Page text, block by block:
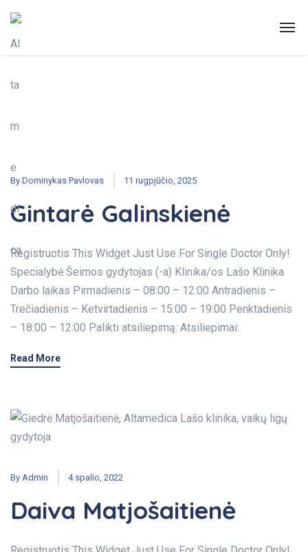
By Dominykas Pavlovas 11 rugpjūčio, 2025
Gintarė Galinskienė
Registruotis This Widget Just Use For Single Doctor Only!
Specialybė Šeimos gydytojas (-a) Klinika/os Lašo Klinika
Darbo laikas Pirmadienis – 08:00 – 12:00 Antradienis –
Trečiadienis – Ketvirtadienis – 15:00 – 19:00 Penktadienis
– 18:00 – 12:00 Palikti atsiliepimą: Atsiliepimai:
Read More
By Admin 4 spalio, 2022
Daiva Matjošaitienė